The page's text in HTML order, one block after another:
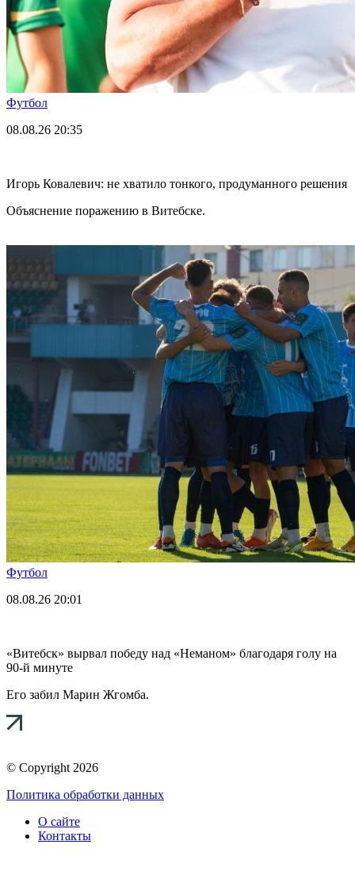
Футбол
08.08.26 20:35
Игорь Ковалевич: не хватило тонкого, продуманного решения
Объяснение поражению в Витебске.
Футбол
08.08.26 20:01
«Витебск» вырвал победу над «Неманом» благодаря голу на
90-й минуте
Его забил Марин Жгомба.
© Copyright 2026
Политика обработки данных
О сайте
Контакты